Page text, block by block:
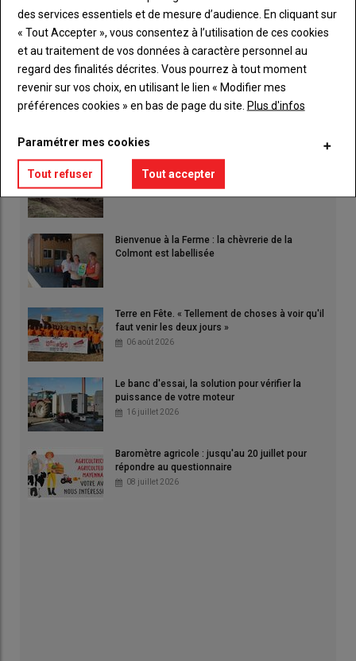
réunion à Craon le 11 juin
21 mai 2026
Face aux enjeux de raréfaction de la disponibilité de la
L'élite du tracto-cross s'invite à Terre en Fête
Bienvenue à la Ferme : la chèvrerie de la
Colmont est labellisée
Terre en Fête. « Tellement de choses à voir qu'il
faut venir les deux jours »
06 août 2026
Le banc d'essai, la solution pour vérifier la
puissance de votre moteur
16 juillet 2026
Baromètre agricole : jusqu'au 20 juillet pour
répondre au questionnaire
08 juillet 2026
des services essentiels et de mesure d’audience. En cliquant sur
« Tout Accepter », vous consentez à l’utilisation de ces cookies
et au traitement de vos données à caractère personnel au
regard des finalités décrites. Vous pourrez à tout moment
revenir sur vos choix, en utilisant le lien « Modifier mes
préférences cookies » en bas de page du site. Plus d'infos
Paramétrer mes cookies
Tout refuser Tout accepter